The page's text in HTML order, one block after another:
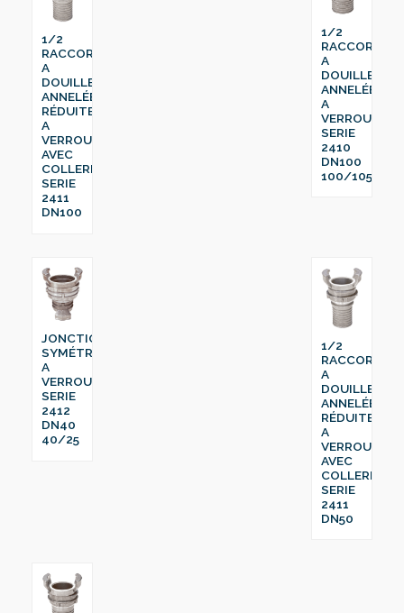
1/2
RACCORD
A
DOUILLE
ANNELÉE
RÉDUITE
A
VERROU
AVEC
COLLERETTE
SERIE
2411
DN100
1/2
RACCORD
A
DOUILLE
ANNELÉE
A
VERROU
SERIE
2410
DN100
100/105
JONCTION
SYMÉTRIQUE
A
VERROU
SERIE
2412
DN40
40/25
1/2
RACCORD
A
DOUILLE
ANNELÉE
RÉDUITE
A
VERROU
AVEC
COLLERETTE
SERIE
2411
DN50